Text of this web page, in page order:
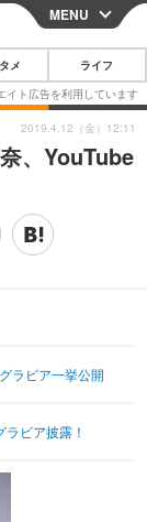
CLOSE
トフォン
その他
・ドラマ
ブログ
その他
MENU
メ ライフ
、YouTube
ラビア一挙公開
ビア披露！
2019.4.12（金）12:11